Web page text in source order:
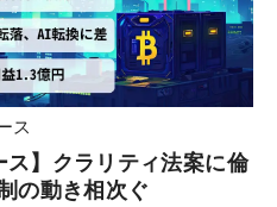
ス
ス】クラリティ法案に倫
の動き相次ぐ